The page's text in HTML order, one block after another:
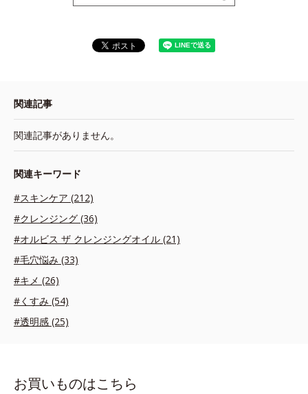
関連記事
関連記事がありません。
関連キーワード
#スキンケア (212)
#クレンジング (36)
#オルビス ザ クレンジングオイル (21)
#毛穴悩み (33)
#キメ (26)
#くすみ (54)
#透明感 (25)
お買いものはこちら